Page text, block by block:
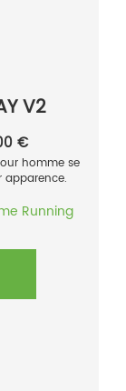
V2
€
homme se
apparence.
Running